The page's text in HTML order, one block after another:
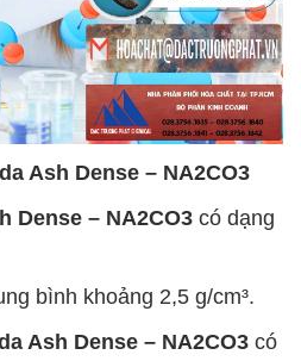
Ash Dense – NA2CO3
Dense – NA2CO3 có dạng
bình khoảng 2,5 g/cm³.
Ash Dense – NA2CO3 có